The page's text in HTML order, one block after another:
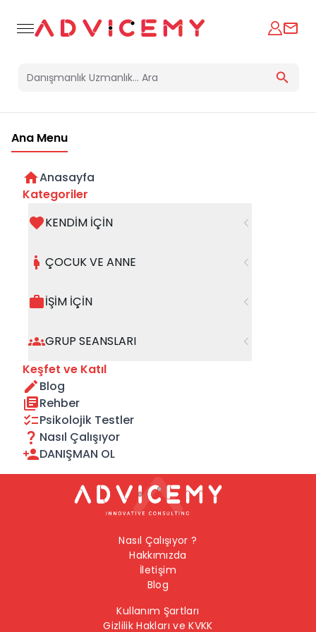
Ana Menu
Anasayfa
Kategoriler
KENDİM İÇİN
ÇOCUK VE ANNE
İŞİM İÇİN
GRUP SEANSLARI
Keşfet ve Katıl
Blog
Rehber
Psikolojik Testler
Nasıl Çalışıyor
DANIŞMAN OL
halinde whatsapp hattımızdan iletişime
Nasıl Çalışıyor ?
Hakkımızda
İletişim
Blog
Kullanım Şartları
Gizlilik Hakları ve KVKK